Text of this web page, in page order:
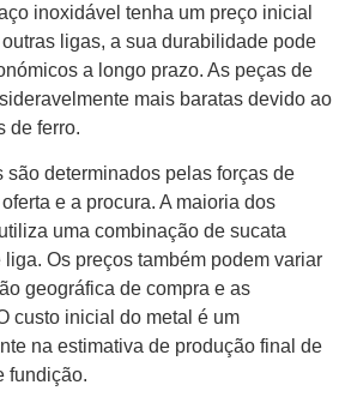
inoxidável tenha um preço inicial
ligas, a sua durabilidade pode
a longo prazo. As peças de
mais baratas devido ao
de ferro.
são determinados pelas forças de
e a procura. A maioria dos
uma combinação de sucata
Os preços também podem variar
geográfica de compra e as
custo inicial do metal é um
na estimativa de produção final de
fundição.